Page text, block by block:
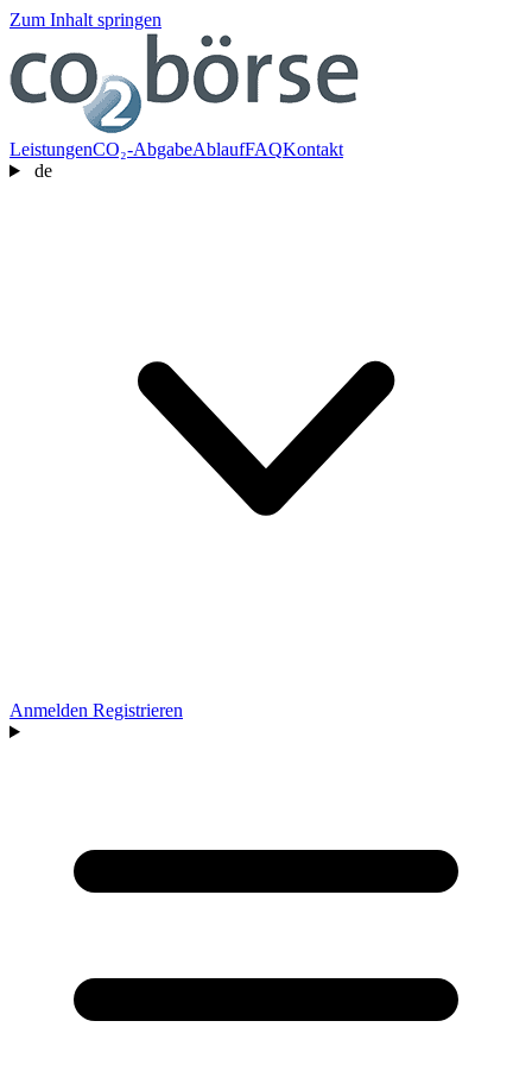
Zum Inhalt springen
LeistungenCO₂-AbgabeAblaufFAQKontakt
de
Anmelden Registrieren